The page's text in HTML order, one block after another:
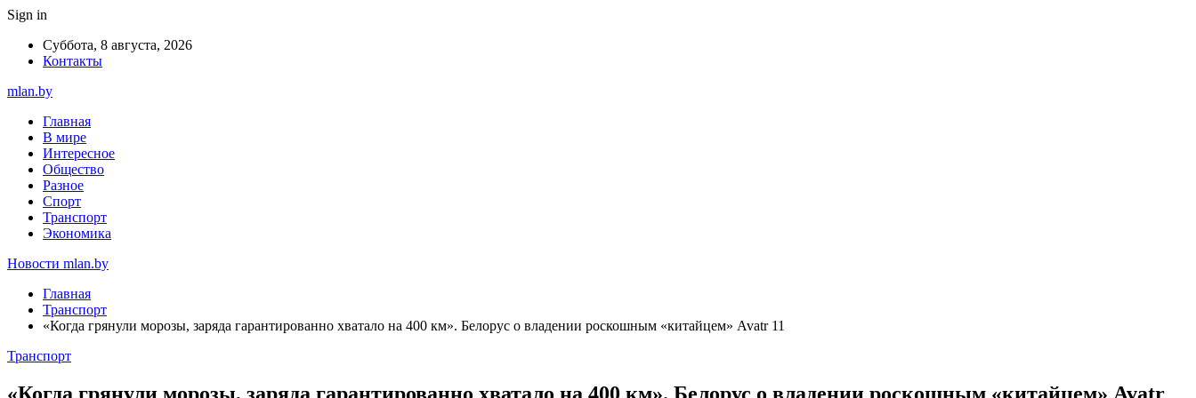
Sign in
Суббота, 8 августа, 2026
Контакты
mlan.by
Главная
В мире
Интересное
Общество
Разное
Спорт
Транспорт
Экономика
Новости mlan.by
Главная
Транспорт
«Когда грянули морозы, заряда гарантированно хватало на 400 км». Белорус о владении роскошным «китайцем» Avatr 11
Транспорт